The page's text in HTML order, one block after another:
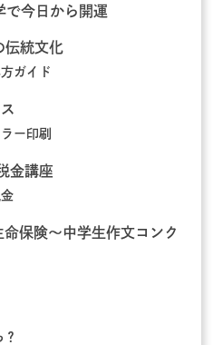
で今日から開運
伝統文化
ガイド
ー印刷
金講座
保険～中学生作文コンク